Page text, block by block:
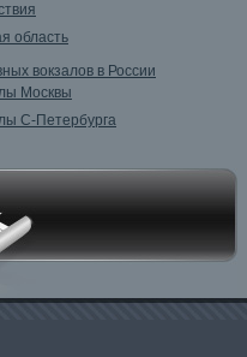
область
вокзалов в России
Москвы
С-Петербурга